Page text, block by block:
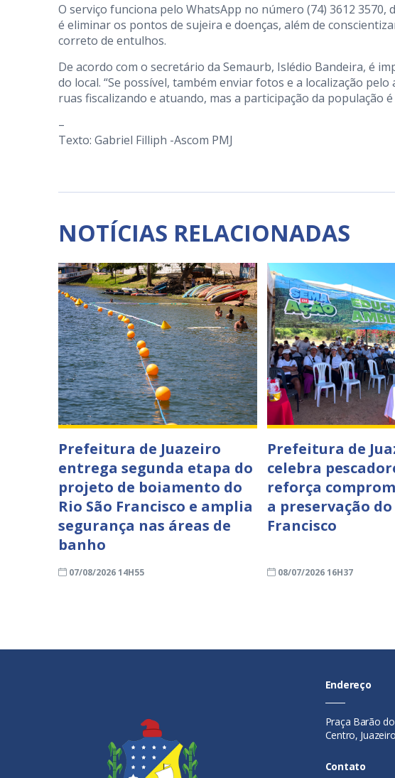
O serviço funciona pelo WhatsApp no número (74) 3612 3570,
é eliminar os pontos de sujeira e doenças, além de
correto de entulhos.
De acordo com o secretário da Semaurb, Islédio Bandeira, é
do local. “Se possível, também enviar fotos e a localização
ruas fiscalizando e atuando, mas a participação da população
–
Texto: Gabriel Filliph -Ascom PMJ
NOTÍCIAS RELACIONADAS
Prefeitura de Juazeiro
entrega segunda etapa do
projeto de boiamento do
Rio São Francisco e amplia
segurança nas áreas de
banho
07/08/2026 14H55
Prefeitura de
celebra
reforça
a preservação do
Francisco
08/07/2026 16H37
Endereço
Praça Barão
Centro,
Contato